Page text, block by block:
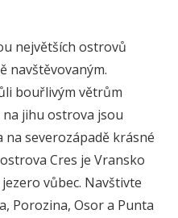
největších ostrovů
navštěvovaným.
bouřlivým větrům
jihu ostrova jsou
severozápadě krásné
Cres je Vransko
vůbec. Navštivte
Porozina, Osor a Punta